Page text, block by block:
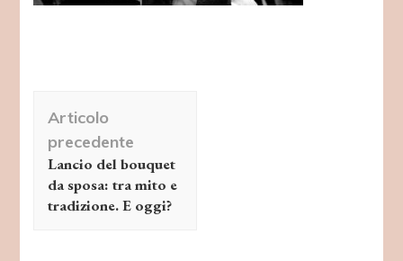
articolo
Articolo
precedente
Lancio del bouquet
da sposa: tra mito e
tradizione. E oggi?